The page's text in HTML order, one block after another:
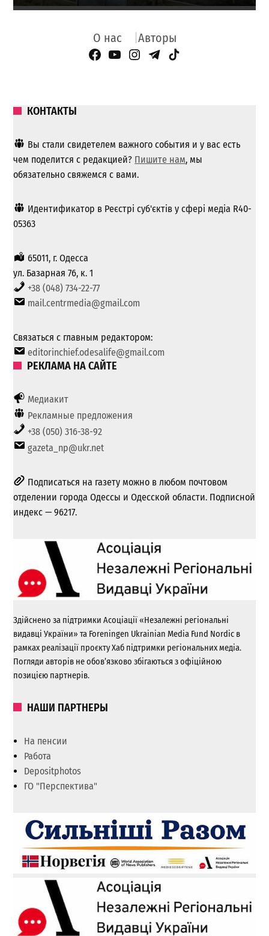
О нас Авторы
Facebook Page
YouTube
Instagram
Telegram
TikTok
КОНТАКТЫ
Вы стали свидетелем важного события и у вас есть
чем поделится с редакцией? Пишите нам, мы
обязательно свяжемся с вами.
Идентификатор в Реєстрі суб'єктів у сфері медіа R40-
05363
65011, г. Одесса
ул. Базарная 76, к. 1
+38 (048) 734-22-77
mail.centrmedia@gmail.com
Связаться с главным редактором:
editorinchief.odesalife@gmail.com
РЕКЛАМА НА САЙТЕ
Медиакит
Рекламные предложения
+38 (050) 316-38-92
gazeta_np@ukr.net
Подписаться на газету можно в любом почтовом
отделении города Одессы и Одесской области. Подписной
индекс — 96217.
Здійснено за підтримки Асоціації «Незалежні регіональні
видавці України» та Foreningen Ukrainian Media Fund Nordic в
рамках реалізації проєкту Хаб підтримки регіональних медіа.
Погляди авторів не обов’язково збігаються з офіційною
позицією партнерів.
НАШИ ПАРТНЕРЫ
На пенсии
Работа
Depositphotos
ГО "Перспектива"